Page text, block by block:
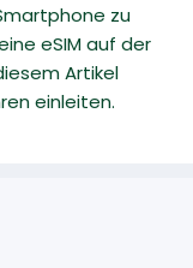
zu
eSIM auf der
Artikel
einleiten.